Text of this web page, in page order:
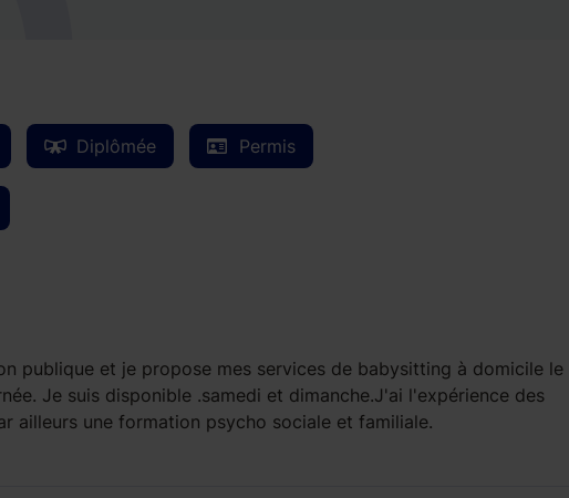
Diplômée Permis
publique et je propose mes services de babysitting à domicile le
Je suis disponible .samedi et dimanche.J'ai l'expérience des
ailleurs une formation psycho sociale et familiale.